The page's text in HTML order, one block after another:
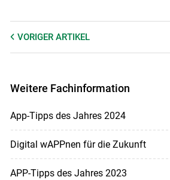
VORIGER ARTIKEL
Weitere Fachinformation
App-Tipps des Jahres 2024
Digital wAPPnen für die Zukunft
APP-Tipps des Jahres 2023